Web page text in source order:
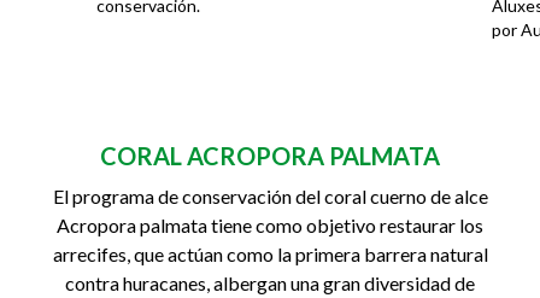
conservación.
por
CORAL ACROPORA PALMATA
El programa de conservación del coral cuerno de alce
Acropora palmata tiene como objetivo restaurar los
arrecifes, que actúan como la primera barrera natural
contra huracanes, albergan una gran diversidad de